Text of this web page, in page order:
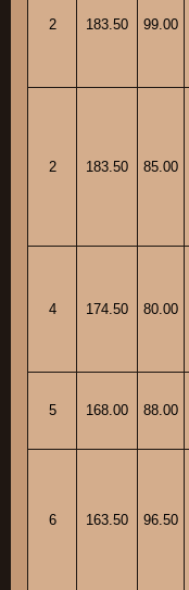
2 183.50 99.00
2 183.50 85.00
4 174.50 80.00
5 168.00 88.00
6 163.50 96.50